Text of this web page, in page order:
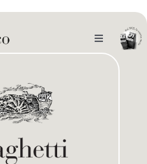
Toggle
Navigation